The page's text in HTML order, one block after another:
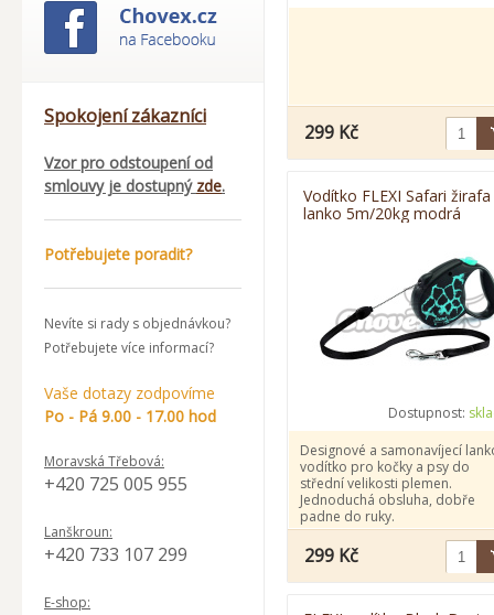
Spokojení zákazníci
Vzor pro odstoupení od
smlouvy je dostupný zde.
Potřebujete poradit?
Nevíte si rady s objednávkou?
Potřebujete více informací?
Vaše dotazy zodpovíme
Po - Pá 9.00 - 17.00 hod
Moravská Třebová:
+420 725 005 955
Lanškroun:
+420 733 107 299
E-shop:
299 Kč
Vodítko FLEXI Safari
lanko 5m/20kg modrá
Dostupnost:
Designové a samonavíjecí
vodítko pro kočky a psy do
střední velikosti plemen.
Jednoduchá obsluha, dobře
padne do ruky.
299 Kč